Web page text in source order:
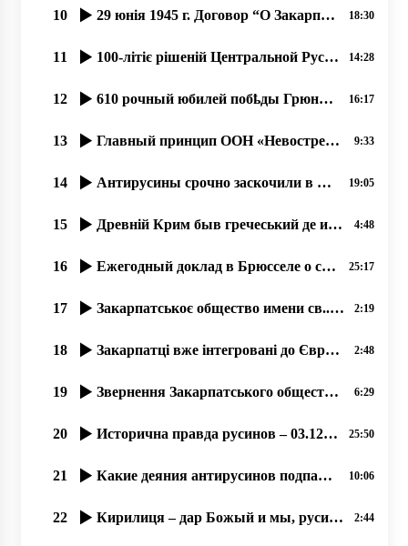
10 29 юнія 1945 г. Договор “О Закарпатской Украине-Подкарпатской Руси” 18:30
11 100-літіє рішеній Центральной Русской Народной Рады Русинов в Ужгороді 8 мая 1919 года 14:28
12 610 рочный юбилей побҍды Грюнва́льдской битвы се празник и русинôв.15.07.2020, прот. Димитрий Сидор 16:17
13 Главный принцип ООН «Невостребованоє право не єсть нарушеноє право». прот. Димитрий Сидор 28.12.19 9:33
14 Антирусины срочно заскочили в число русинôв, 17.07.2020 19:05
15 Древній Крим быв гречеський де и прибывали перші християне! 4:48
16 Ежегодный доклад в Брюсселе о состоянии прав и свобод русинов Закарпатья в Украине.17.12.19 25:17
17 Закарпатськоє общество имени св..Кирила и Мефодія сообщає о упокоєніи Богдана Гамбаля! 2:19
18 Закарпатці вже інтегровані до Європи і відчувають себе громадянами Євросоюзу 2:48
19 Звернення Закарпатського общества ім. Кирилла и Мефодія про вибори 6:29
20 Исторична правда русинов – 03.12.2019, прот. Димитрій Сидор 25:50
21 Какие деяния антирусинов подпадают под оценку этноцид и геноцид؟ 10:06
22 Кирилиця – дар Божый и мы, русины, не можеме отказатися от нея! 2:44